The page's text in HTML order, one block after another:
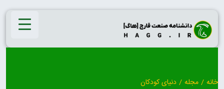
Skip
content
خانه / مجله / دنیای کودکان